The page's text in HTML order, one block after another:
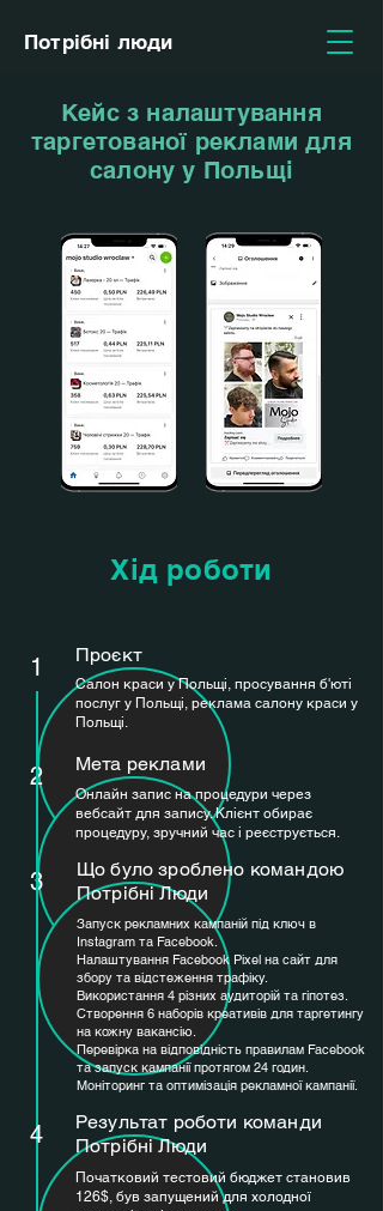
Потрібні люди
Кейс з налаштування
таргетованої реклами для
салону у Польщі
Хід роботи
1 Проєкт
Салон краси у Польщі, просування б'юті
послуг у Польщі, реклама салону краси у
Польщі.
2 Мета реклами
Онлайн запис на процедури через
вебсайт для запису. Клієнт обирає
процедуру, зручний час і реєструється.
3
Що було зроблено командою
Потрібні Люди
Запуск рекламних кампаній під ключ в
Instagram та Facebook.
Налаштування Facebook Pixel на сайт для
збору та відстеження трафіку.
Використання 4 різних аудиторій та гіпотез.
Створення 6 наборів креативів для таргетингу
на кожну вакансію.
Перевірка на відповідність правилам Facebook
та запуск кампанії протягом 24 годин.
Моніторинг та оптимізація рекламної кампанії.
4
Результат роботи команди
Потрібні Люди
Початковий тестовий бюджет становив
126$, був запущений для холодної